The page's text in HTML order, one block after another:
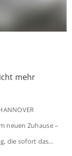
mehr
neuen Zuhause –
die sofort das